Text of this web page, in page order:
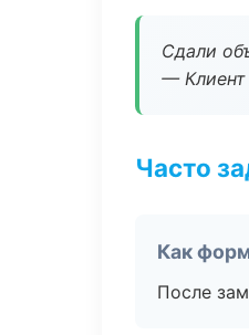
Сдали
— Клиент
Часто
Как
После